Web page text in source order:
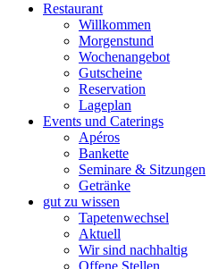
Restaurant
Willkommen
Morgenstund
Wochenangebot
Gutscheine
Reservation
Lageplan
Events und Caterings
Apéros
Bankette
Seminare & Sitzungen
Getränke
gut zu wissen
Tapetenwechsel
Aktuell
Wir sind nachhaltig
Offene Stellen